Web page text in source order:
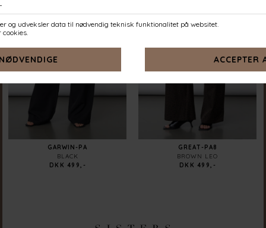
GARWIN-PA
BLACK
DKK 499,-
GREAT-PA8
BROWN LEO
DKK 499,-